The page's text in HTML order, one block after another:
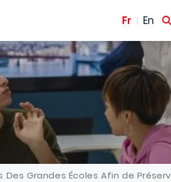
Fr En
Grandes Écoles Afin de